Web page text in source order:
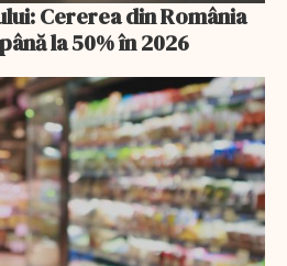
Cererea din România
la 50% în 2026